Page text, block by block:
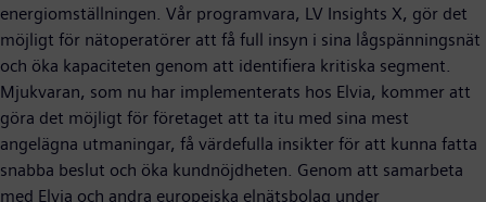
energiomställningen. Vår programvara, LV Insights X, gör det
möjligt för nätoperatörer att få full insyn i sina lågspänningsnät
och öka kapaciteten genom att identifiera kritiska segment.
Mjukvaran, som nu har implementerats hos Elvia, kommer att
göra det möjligt för företaget att ta itu med sina mest
angelägna utmaningar, få värdefulla insikter för att kunna fatta
snabba beslut och öka kundnöjdheten. Genom att samarbeta
med Elvia och andra europeiska elnätsbolag under